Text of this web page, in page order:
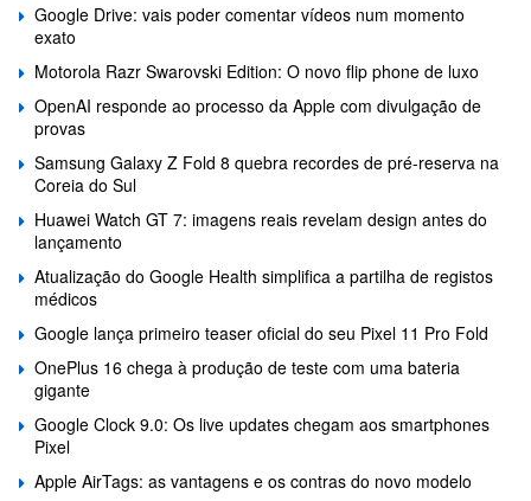
Google Drive: vais poder comentar vídeos num momento
exato
Motorola Razr Swarovski Edition: O novo flip phone de luxo
OpenAI responde ao processo da Apple com divulgação de
provas
Samsung Galaxy Z Fold 8 quebra recordes de pré-reserva na
Coreia do Sul
Huawei Watch GT 7: imagens reais revelam design antes do
lançamento
Atualização do Google Health simplifica a partilha de registos
médicos
Google lança primeiro teaser oficial do seu Pixel 11 Pro Fold
OnePlus 16 chega à produção de teste com uma bateria
gigante
Google Clock 9.0: Os live updates chegam aos smartphones
Pixel
Apple AirTags: as vantagens e os contras do novo modelo